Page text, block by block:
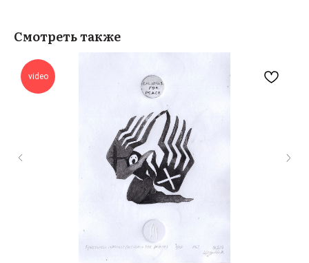
Смотреть также
video